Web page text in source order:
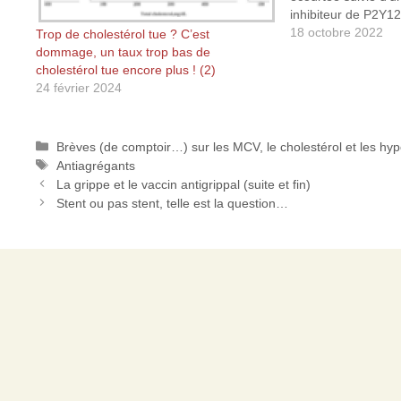
Trop de cholestérol tue ? C’est
dommage, un taux trop bas de
cholestérol tue encore plus ! (2)
24 février 2024
inhibiteur de
Ticagrelor, etc.).
18 octobre 2022
Catégories
Brèves (de comptoir…) sur les MCV, le cholestérol et les
Étiquettes
Antiagrégants
La grippe et le vaccin antigrippal (suite et fin)
Stent ou pas stent, telle est la question…